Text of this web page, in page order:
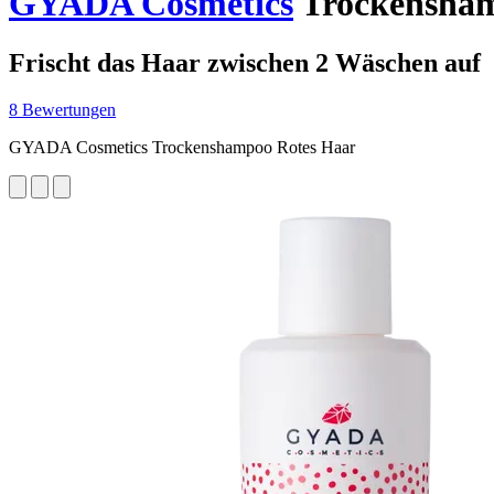
Frischt das Haar zwischen 2 Wäschen auf
8 Bewertungen
GYADA Cosmetics Trockenshampoo Rotes Haar